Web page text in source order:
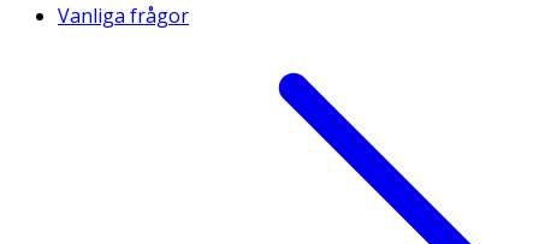
Vanliga frågor